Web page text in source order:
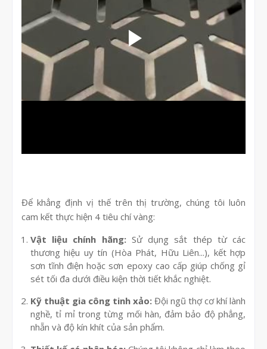
Để khẳng định vị thế trên thị trường, chúng tôi luôn
cam kết thực hiện 4 tiêu chí vàng:
Vật liệu chính hãng:Sử dụng sắt thép từ các
thương hiệu uy tín (Hòa Phát, Hữu Liên...), kết hợp
sơn tĩnh điện hoặc sơn epoxy cao cấp giúp chống gỉ
sét tối đa dưới điều kiện thời tiết khắc nghiệt.
Kỹ thuật gia công tinh xảo: Đội ngũ thợ cơ khí lành
nghề, tỉ mỉ trong từng mối hàn, đảm bảo độ phẳng,
nhẵn và độ kín khít của sản phẩm.